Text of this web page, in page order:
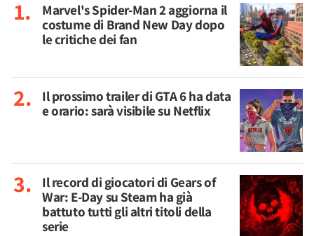
Marvel's Spider-Man 2 aggiorna il
costume di Brand New Day dopo
le critiche dei fan
Il prossimo trailer di GTA 6 ha data
e orario: sarà visibile su Netflix
Il record di giocatori di Gears of
War: E-Day su Steam ha già
battuto tutti gli altri titoli della
serie